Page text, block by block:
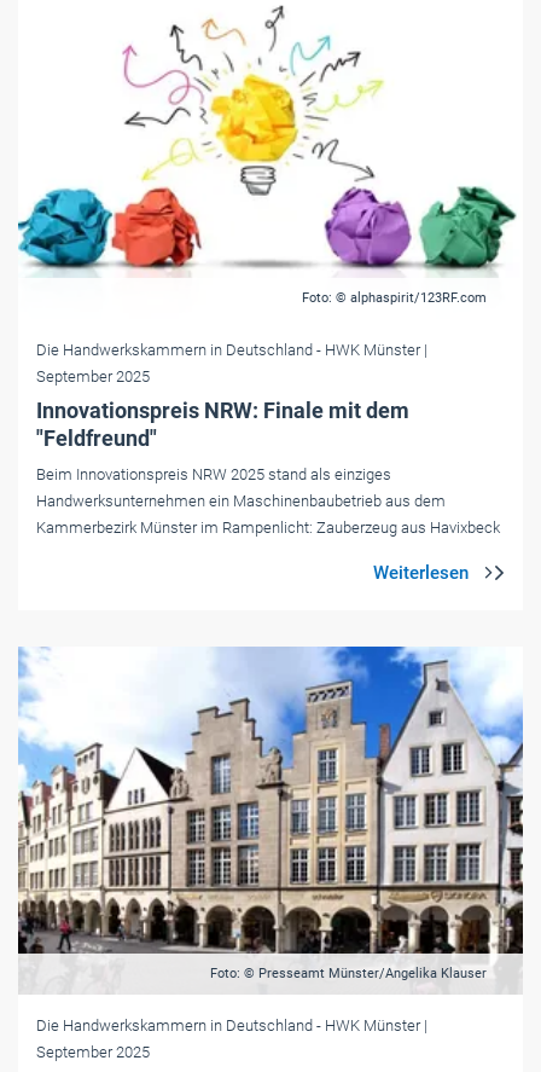
Foto: © alphaspirit/123RF.com
Die Handwerkskammern in Deutschland - HWK Münster |
September 2025
Innovationspreis NRW: Finale mit dem
"Feldfreund"
Beim Innovationspreis NRW 2025 stand als einziges
Handwerksunternehmen ein Maschinenbaubetrieb aus dem
Kammerbezirk Münster im Rampenlicht: Zauberzeug aus Havixbeck
Foto: © Presseamt Münster/Angelika Klauser
Die Handwerkskammern in Deutschland - HWK Münster |
September 2025